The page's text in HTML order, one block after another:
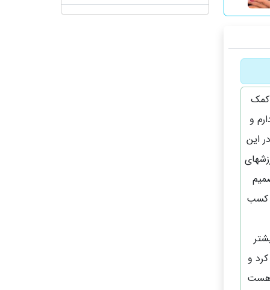
کمک
و
این
کسب
و
هست